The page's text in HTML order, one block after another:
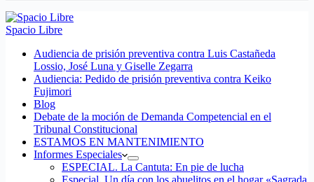
Spacio Libre
Audiencia de prisión preventiva contra Luis Castañeda
Lossio, José Luna y Giselle Zegarra
Audiencia: Pedido de prisión preventiva contra Keiko
Fujimori
Blog
Debate de la moción de Demanda Competencial en el
Tribunal Constitucional
ESTAMOS EN MANTENIMIENTO
Informes Especiales
ESPECIAL. La Cantuta: En pie de lucha
Especial. Un día con los abuelitos en el hogar «Sagrada